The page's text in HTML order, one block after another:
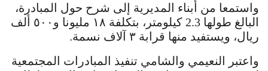
واستمعا من أبناء المديرية إلى شرح حول المبادرة،
البالغ طولها 2.3 كيلومتر، بتكلفة ١٨ مليونا و٥٠٠ ألف
ريال، ويستفيد منها قرابة ٣ آلاف نسمة.
واعتبر النعيمي والشامي تنفيذ المبادرات المجتمعية